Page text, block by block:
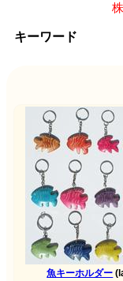
キーワード
魚キーホルダー